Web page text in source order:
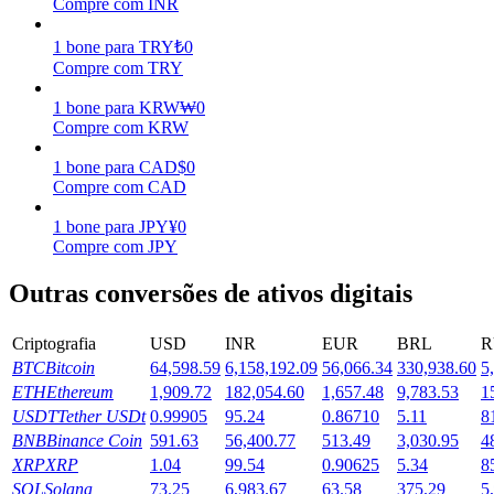
Ganhar
Ganhe recompensas competitivas diariamente
1 bone para TRY₺0
Compre com TRY
1 bone para KRW₩0
Compre com KRW
1 bone para CAD$0
Compre com CAD
1 bone para JPY¥0
Compre com JPY
Outras conversões de ativos digitais
Criptografia USD INR EUR BRL
BTCBitcoin 64,598.59 6,158,192.09 56,066.34 330,938.60
ETHEthereum 1,909.72 182,054.60 1,657.48 9,783.53
USDTTether USDt 0.99905 95.24 0.86710 5.11
BNBBinance Coin 591.63 56,400.77 513.49 3,030.95
XRPXRP 1.04 99.54 0.90625 5.34
SOLSolana 73.25 6,983.67 63.58 375.29